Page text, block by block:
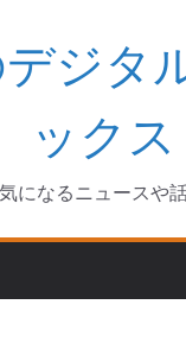
ジタ
ックス
になるニュースや